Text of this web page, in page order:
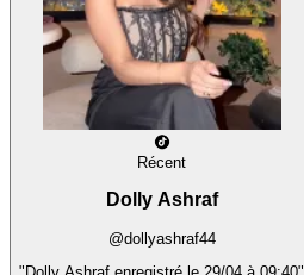
Récent
Dolly Ashraf
@dollyashraf44